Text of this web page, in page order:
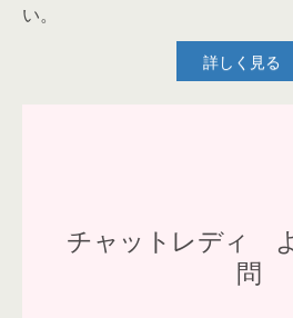
い。
詳しく見る
チャットレディ
問